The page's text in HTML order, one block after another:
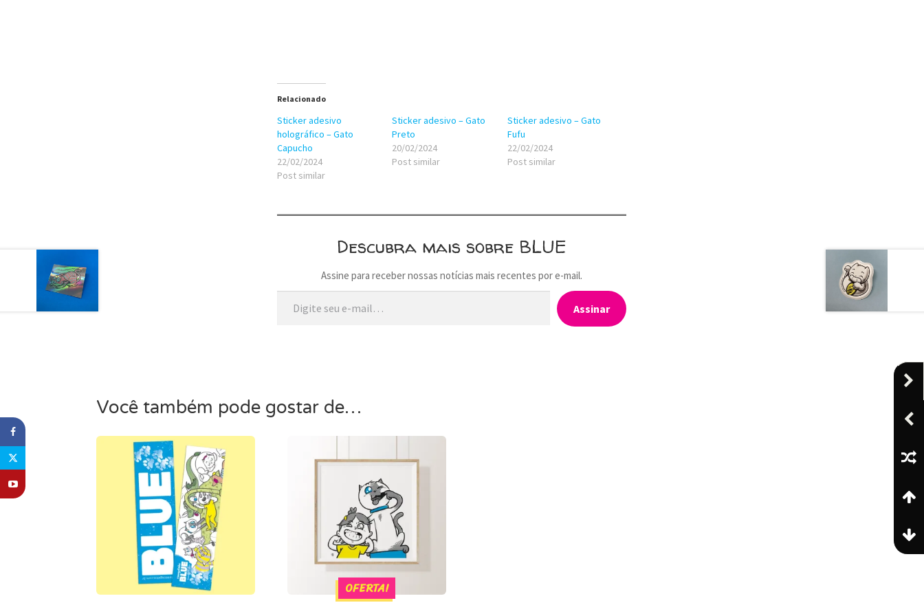
Relacionado
Sticker adesivo
holográfico – Gato
Capucho
22/02/2024
Post similar
Sticker adesivo – Gato
Preto
20/02/2024
Post similar
Sticker adesivo – Gato
Fufu
22/02/2024
Post similar
Descubra mais sobre BLUE
Assine para receber nossas notícias mais recentes por e-mail.
Digite seu e-mail…
Assinar
Você também pode gostar de…
OFERTA!